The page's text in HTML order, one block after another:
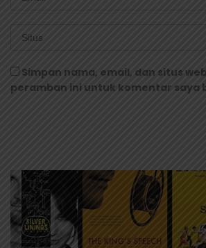
Simpan nama, email, dan situs
peramban ini untuk komentar saya